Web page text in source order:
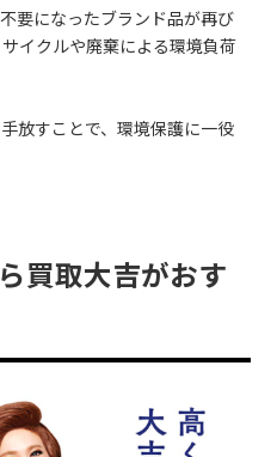
要になったブランド品が再び
イクルや廃棄による環境負荷
放すことで、環境保護に一役
買取大吉がおす